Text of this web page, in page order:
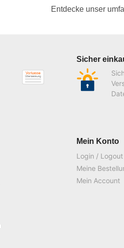
Entdecke unser
Sicher
Mein Konto
Login / Logout
Meine
Mein Account